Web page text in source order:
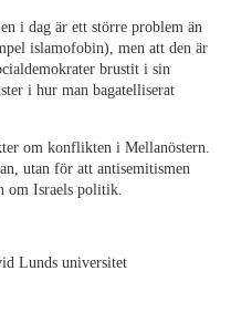
i dag är ett större problem än
islamofobin), men att den är
brustit i sin
i hur man bagatelliserat
om konflikten i Mellanöstern.
utan för att antisemitismen
om Israels politik.
Lunds universitet